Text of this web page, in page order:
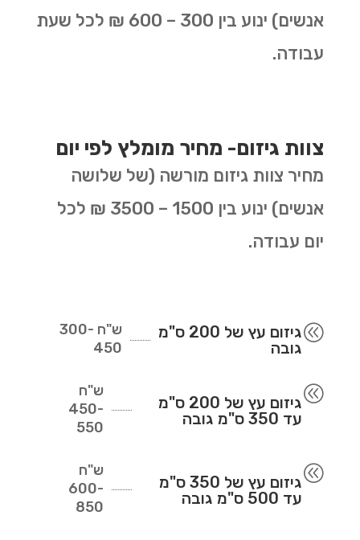
אנשים) ינוע בין 300 – 600 ₪ לכל שעת
עבודה.
צוות גיזום- מחיר מומלץ לפי יום
מחיר צוות גיזום מורשה (של שלושה
אנשים) ינוע בין 1500 – 3500 ₪ לכל
יום עבודה.
@
גיזום עץ של 200 ס"מ
גובה
ש"ח 300-
450
@
גיזום עץ של 200 ס"מ
עד 350 ס"מ גובה
ש"ח
450-
550
@
גיזום עץ של 350 ס"מ
עד 500 ס"מ גובה
ש"ח
600-
850